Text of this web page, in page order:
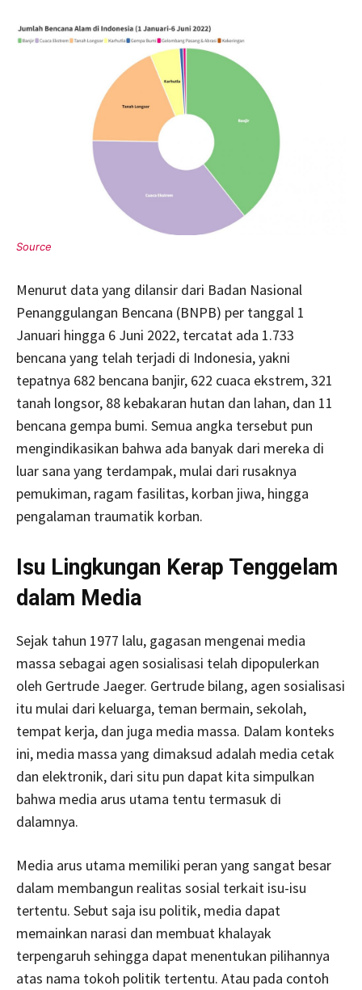
Menurut data yang dilansir dari Badan Nasional
Penanggulangan Bencana (BNPB) per tanggal 1
Januari hingga 6 Juni 2022, tercatat ada 1.733
bencana yang telah terjadi di Indonesia, yakni
tepatnya 682 bencana banjir, 622 cuaca ekstrem, 321
tanah longsor, 88 kebakaran hutan dan lahan, dan 11
bencana gempa bumi. Semua angka tersebut pun
mengindikasikan bahwa ada banyak dari mereka di
luar sana yang terdampak, mulai dari rusaknya
pemukiman, ragam fasilitas, korban jiwa, hingga
pengalaman traumatik korban.
Isu Lingkungan Kerap Tenggelam
dalam Media
Sejak tahun 1977 lalu, gagasan mengenai media
massa sebagai agen sosialisasi telah dipopulerkan
oleh Gertrude Jaeger. Gertrude bilang, agen sosialisasi
itu mulai dari keluarga, teman bermain, sekolah,
tempat kerja, dan juga media massa. Dalam konteks
ini, media massa yang dimaksud adalah media cetak
dan elektronik, dari situ pun dapat kita simpulkan
bahwa media arus utama tentu termasuk di
dalamnya.
Media arus utama memiliki peran yang sangat besar
dalam membangun realitas sosial terkait isu-isu
tertentu. Sebut saja isu politik, media dapat
memainkan narasi dan membuat khalayak
terpengaruh sehingga dapat menentukan pilihannya
atas nama tokoh politik tertentu. Atau pada contoh